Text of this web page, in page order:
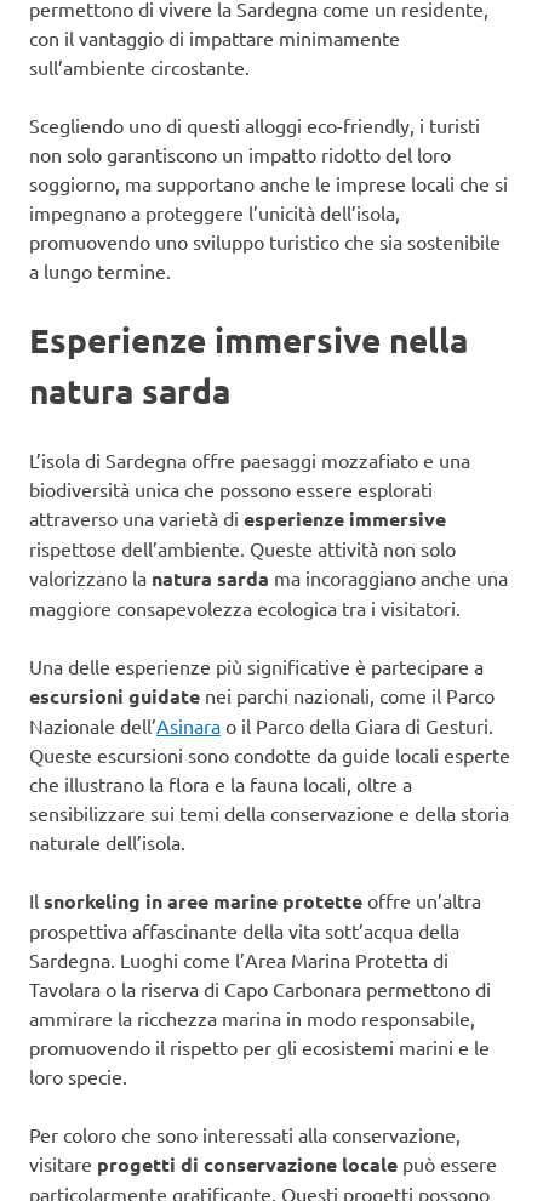
permettono di vivere la Sardegna come un residente,
con il vantaggio di impattare minimamente
sull’ambiente circostante.
Scegliendo uno di questi alloggi eco-friendly, i turisti
non solo garantiscono un impatto ridotto del loro
soggiorno, ma supportano anche le imprese locali che si
impegnano a proteggere l’unicità dell’isola,
promuovendo uno sviluppo turistico che sia sostenibile
a lungo termine.
Esperienze immersive nella
natura sarda
L’isola di Sardegna offre paesaggi mozzafiato e una
biodiversità unica che possono essere esplorati
attraverso una varietà di esperienze immersive
rispettose dell’ambiente. Queste attività non solo
valorizzano la natura sarda ma incoraggiano anche una
maggiore consapevolezza ecologica tra i visitatori.
Una delle esperienze più significative è partecipare a
escursioni guidate nei parchi nazionali, come il Parco
Nazionale dell’Asinara o il Parco della Giara di Gesturi.
Queste escursioni sono condotte da guide locali esperte
che illustrano la flora e la fauna locali, oltre a
sensibilizzare sui temi della conservazione e della storia
naturale dell’isola.
Il snorkeling in aree marine protette offre un’altra
prospettiva affascinante della vita sott’acqua della
Sardegna. Luoghi come l’Area Marina Protetta di
Tavolara o la riserva di Capo Carbonara permettono di
ammirare la ricchezza marina in modo responsabile,
promuovendo il rispetto per gli ecosistemi marini e le
loro specie.
Per coloro che sono interessati alla conservazione,
visitare progetti di conservazione locale può essere
particolarmente gratificante. Questi progetti possono